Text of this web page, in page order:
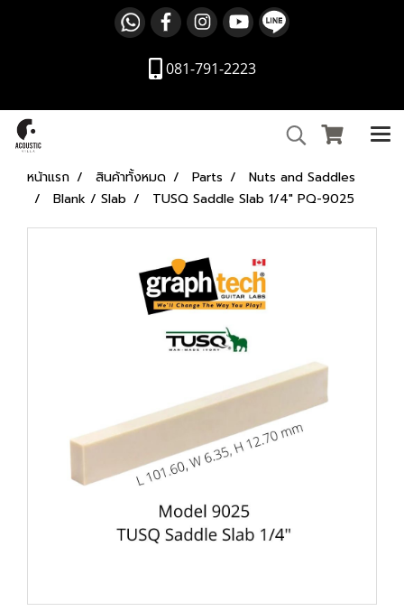
081-791-2223
หน้าแรก สินค้าทั้งหมด Parts
Nuts and Saddles
Blank / Slab
TUSQ Saddle Slab 1/4" PQ-9025